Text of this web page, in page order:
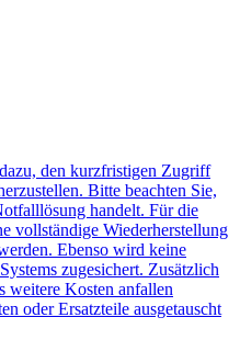
den kurzfristigen Zugriff
Bitte beachten Sie,
handelt. Für die
vollständige Wiederherstellung
Ebenso wird keine
zugesichert. Zusätzlich
weitere Kosten anfallen
oder Ersatzteile ausgetauscht